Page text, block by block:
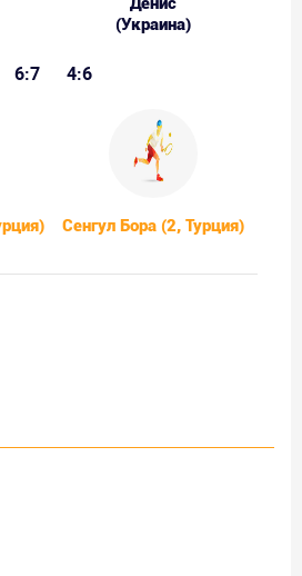
(Украина)
6:7 4:6
Сенгул Бора (2, Турция)